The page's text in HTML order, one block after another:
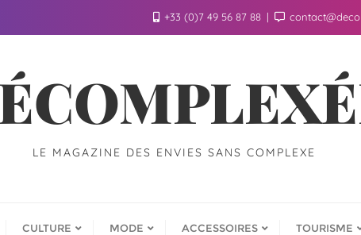
+33 (0)7 49 56 87 88
LE MAGAZINE DES ENVIES SANS COMPLEXE
CULTURE MODE ACCESSOIRES TOURISME